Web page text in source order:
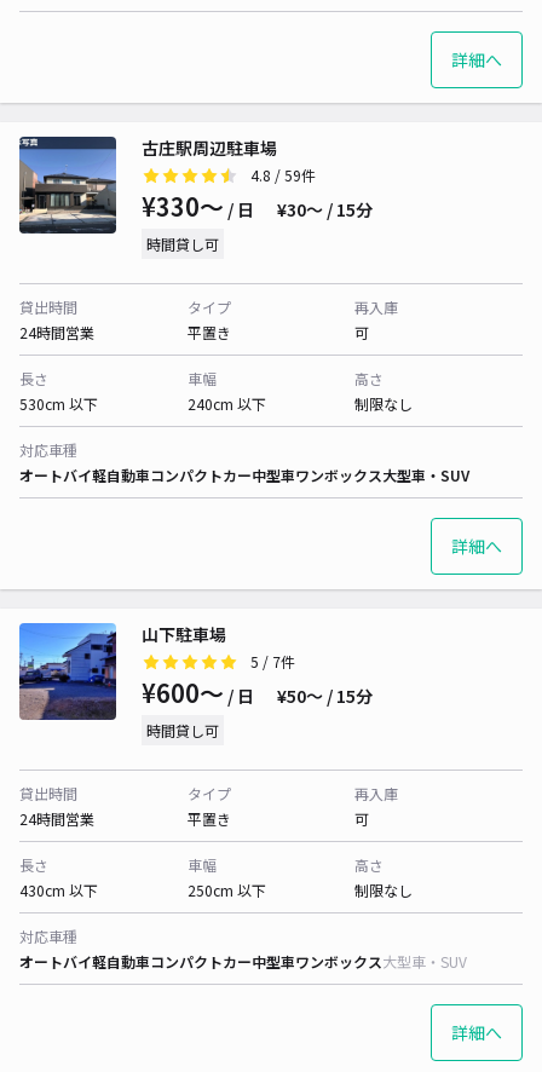
詳細へ
古庄駅周辺駐車場
4.8 / 59件
¥330〜 / 日 ¥30〜 / 15分
時間貸し可
貸出時間
24時間営業
タイプ
平置き
再入庫
可
長さ
530cm 以下
車幅
240cm 以下
高さ
制限なし
対応車種
オートバイ軽自動車コンパクトカー中型車ワンボックス大型車・SUV
詳細へ
山下駐車場
5 / 7件
¥600〜 / 日 ¥50〜 / 15分
時間貸し可
貸出時間
24時間営業
タイプ
平置き
再入庫
可
長さ
430cm 以下
車幅
250cm 以下
高さ
制限なし
対応車種
オートバイ軽自動車コンパクトカー中型車ワンボックス大型車・SUV
詳細へ